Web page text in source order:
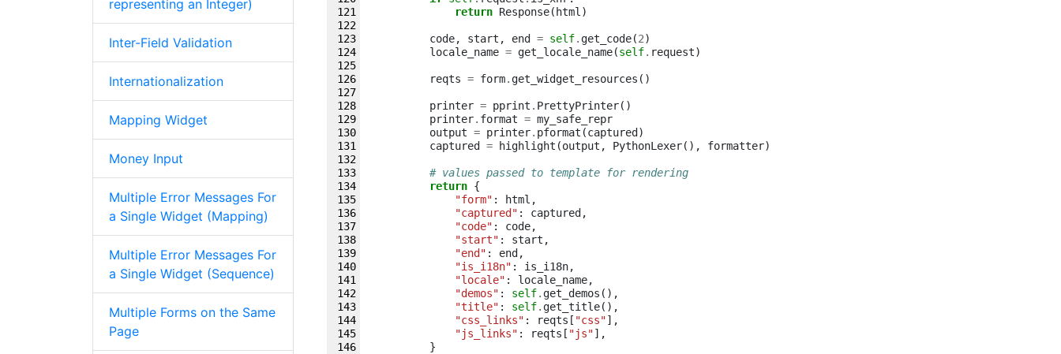
representing an Integer)
Inter-Field Validation
Internationalization
Mapping Widget
Money Input
Multiple Error Messages For
a Single Widget (Mapping)
Multiple Error Messages For
a Single Widget (Sequence)
Multiple Forms on the Same
Page
return Response( html )
code, start , end = self. get_code(2)
locale_name = get_locale_name(self. request)
reqts = form. get_widget_resources ()
printer = pprint . PrettyPrinter()
printer. format = my_safe_repr
output = printer. pformat (captured )
captured
= highlight (output , PythonLexer(), formatter)
# values passed to template for rendering
return {
"form" : html ,
"captured" : captured ,
"code" : code,
"start" : start ,
"end" : end ,
"is_i18n" : is_i18n,
"locale" : locale_name,
"demos" : self. get_demos (),
"title" : self. get_title(),
"css_links" : reqts [ "css"],
"js_links" : reqts [ "js"],
}